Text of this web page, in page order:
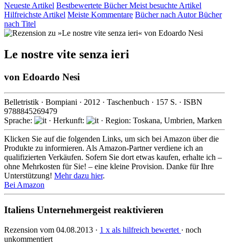
Neueste Artikel Bestbewertete BücherMeist besuchte Artikel
Hilfreichste Artikel Meiste Kommentare Bücher nach AutorBücher
nach Titel
Le nostre vite senza ieri
von Edoardo Nesi
Belletristik · Bompiani · 2012 · Taschenbuch · 157 S. · ISBN
9788845269479
Sprache:
· Herkunft: · Region: Toskana, Umbrien, Marken
Klicken Sie auf die folgenden Links, um sich bei Amazon über die
Produkte zu informieren. Als Amazon-Partner verdiene ich an
qualifizierten Verkäufen. Sofern Sie dort etwas kaufen, erhalte ich –
ohne Mehrkosten für Sie! – eine kleine Provision. Danke für Ihre
Unterstützung! Mehr dazu hier.
Bei Amazon
Italiens Unternehmergeist reaktivieren
Rezension vom 04.08.2013 · 1 x als hilfreich bewertet · noch
unkommentiert